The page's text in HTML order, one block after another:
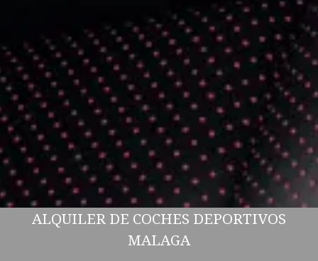
ALQUILER DE COCHES DEPORTIVOS
MALAGA